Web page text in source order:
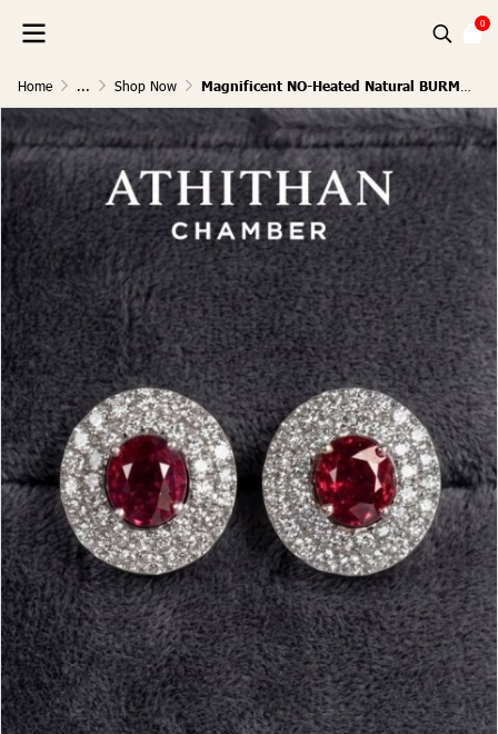
0
Home ... Shop Now Magnificent NO-Heated Natural BURMA RUBY Earrings